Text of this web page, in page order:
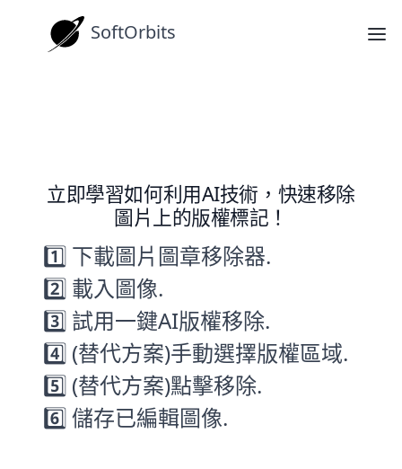
SoftOrbits
立即學習如何利用AI技術，快速移除
圖片上的版權標記！
1️⃣ 下載圖片圖章移除器.
2️⃣ 載入圖像.
3️⃣ 試用一鍵AI版權移除.
4️⃣ (替代方案)手動選擇版權區域.
5️⃣ (替代方案)點擊移除.
6️⃣ 儲存已編輯圖像.